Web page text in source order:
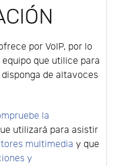
por VoIP, por lo
que utilice para
de altavoces
la
utilizará para asistir
multimedia y que
y